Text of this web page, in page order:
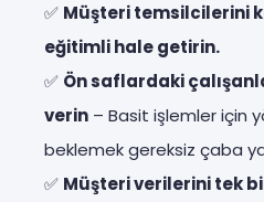
✅ Müşteri temsilcilerini
eğitimli hale getirin.
✅ Ön saflardaki
verin – Basit işlemler için
beklemek gereksiz çaba
✅ Müşteri verilerini tek